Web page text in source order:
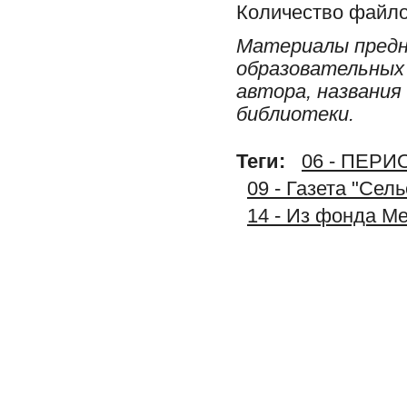
Количество
Материалы
автора,
библиотеки.
Теги:
06 -
09 - Газета
14 - Из фонда